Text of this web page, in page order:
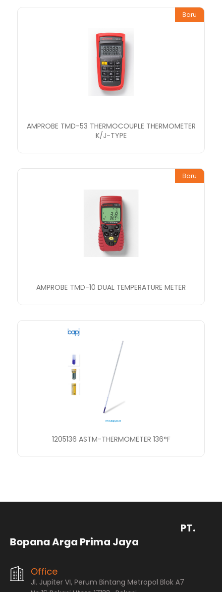
Baru
AMPROBE TMD-53 THERMOCOUPLE THERMOMETER
K/J-TYPE
Baru
AMPROBE TMD-10 DUAL TEMPERATURE METER
1205136 ASTM-THERMOMETER 136°F
PT.
Bopana Arga Prima Jaya
Office
Jl. Jupiter VI, Perum Bintang Metropol Blok A7